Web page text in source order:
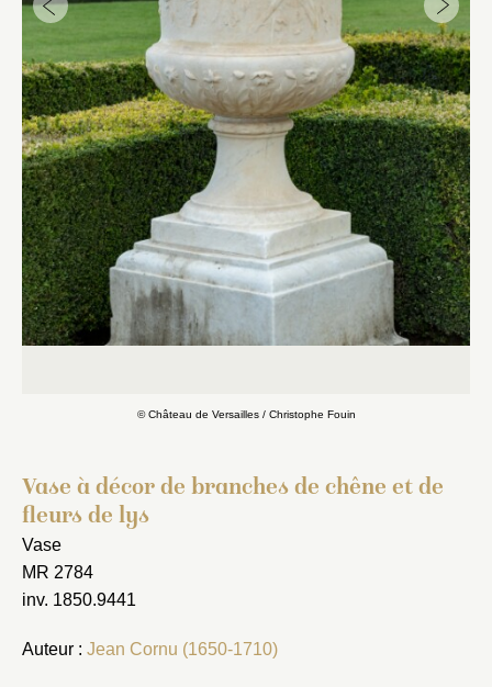
© Château de Versailles / Christophe Fouin
Vase à décor de branches de chêne et de
fleurs de lys
Vase
MR 2784
inv. 1850.9441
Auteur : Jean Cornu (1650-1710)